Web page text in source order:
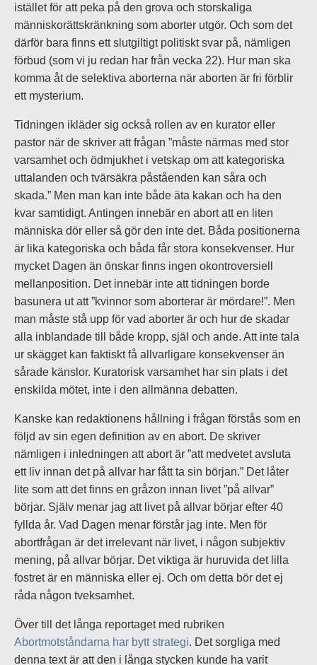
istället för att peka på den grova och storskaliga
människorättskränkning som aborter utgör. Och som det
därför bara finns ett slutgiltigt politiskt svar på, nämligen
förbud (som vi ju redan har från vecka 22). Hur man ska
komma åt de selektiva aborterna när aborten är fri förblir
ett mysterium.
Tidningen ikläder sig också rollen av en kurator eller
pastor när de skriver att frågan ”måste närmas med stor
varsamhet och ödmjukhet i vetskap om att kategoriska
uttalanden och tvärsäkra påståenden kan såra och
skada.” Men man kan inte både äta kakan och ha den
kvar samtidigt. Antingen innebär en abort att en liten
människa dör eller så gör den inte det. Båda positionerna
är lika kategoriska och båda får stora konsekvenser. Hur
mycket Dagen än önskar finns ingen okontroversiell
mellanposition. Det innebär inte att tidningen borde
basunera ut att ”kvinnor som aborterar är mördare!”. Men
man måste stå upp för vad aborter är och hur de skadar
alla inblandade till både kropp, själ och ande. Att inte tala
ur skägget kan faktiskt få allvarligare konsekvenser än
sårade känslor. Kuratorisk varsamhet har sin plats i det
enskilda mötet, inte i den allmänna debatten.
Kanske kan redaktionens hållning i frågan förstås som en
följd av sin egen definition av en abort. De skriver
nämligen i inledningen att abort är ”att medvetet avsluta
ett liv innan det på allvar har fått ta sin början.” Det låter
lite som att det finns en gråzon innan livet ”på allvar”
börjar. Själv menar jag att livet på allvar börjar efter 40
fyllda år. Vad Dagen menar förstår jag inte. Men för
abortfrågan är det irrelevant när livet, i någon subjektiv
mening, på allvar börjar. Det viktiga är huruvida det lilla
fostret är en människa eller ej. Och om detta bör det ej
råda någon tveksamhet.
Över till det långa reportaget med rubriken
Abortmotståndarna har bytt strategi. Det sorgliga med
denna text är att den i långa stycken kunde ha varit